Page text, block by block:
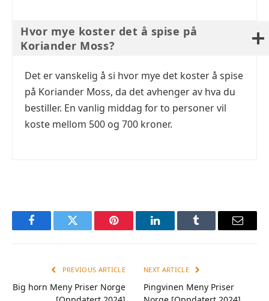
Hvor mye koster det å spise på
Koriander Moss?
Det er vanskelig å si hvor mye det koster å spise
på Koriander Moss, da det avhenger av hva du
bestiller. En vanlig middag for to personer vil
koste mellom 500 og 700 kroner.
FacebookTwitter Pinterest LinkedInTumblr Email
PREVIOUS ARTICLE
Big horn Meny Priser Norge
NEXT ARTICLE
Pingvinen Meny Priser